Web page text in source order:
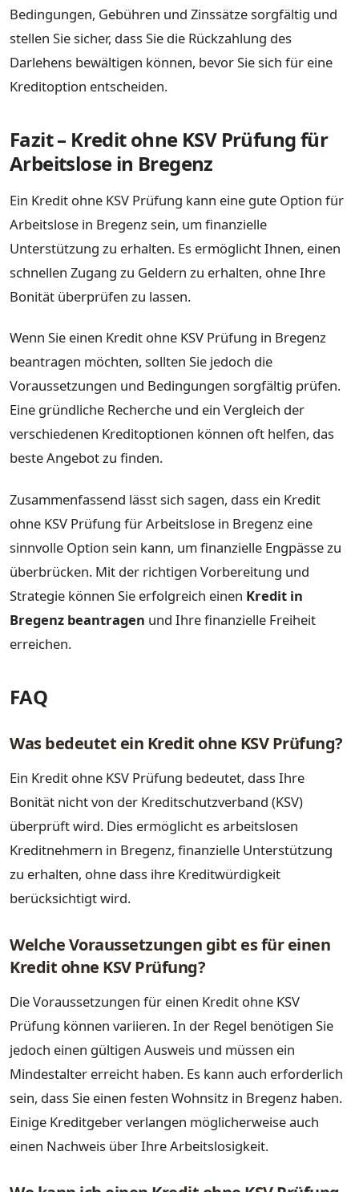
Bedingungen, Gebühren und Zinssätze sorgfältig und
stellen Sie sicher, dass Sie die Rückzahlung des
Darlehens bewältigen können, bevor Sie sich für eine
Kreditoption entscheiden.
Fazit – Kredit ohne KSV Prüfung für
Arbeitslose in Bregenz
Ein Kredit ohne KSV Prüfung kann eine gute Option für
Arbeitslose in Bregenz sein, um finanzielle
Unterstützung zu erhalten. Es ermöglicht Ihnen, einen
schnellen Zugang zu Geldern zu erhalten, ohne Ihre
Bonität überprüfen zu lassen.
Wenn Sie einen Kredit ohne KSV Prüfung in Bregenz
beantragen möchten, sollten Sie jedoch die
Voraussetzungen und Bedingungen sorgfältig prüfen.
Eine gründliche Recherche und ein Vergleich der
verschiedenen Kreditoptionen können oft helfen, das
beste Angebot zu finden.
Zusammenfassend lässt sich sagen, dass ein Kredit
ohne KSV Prüfung für Arbeitslose in Bregenz eine
sinnvolle Option sein kann, um finanzielle Engpässe zu
überbrücken. Mit der richtigen Vorbereitung und
Strategie können Sie erfolgreich einen Kredit in
Bregenz beantragen und Ihre finanzielle Freiheit
erreichen.
FAQ
Was bedeutet ein Kredit ohne KSV Prüfung?
Ein Kredit ohne KSV Prüfung bedeutet, dass Ihre
Bonität nicht von der Kreditschutzverband (KSV)
überprüft wird. Dies ermöglicht es arbeitslosen
Kreditnehmern in Bregenz, finanzielle Unterstützung
zu erhalten, ohne dass ihre Kreditwürdigkeit
berücksichtigt wird.
Welche Voraussetzungen gibt es für einen
Kredit ohne KSV Prüfung?
Die Voraussetzungen für einen Kredit ohne KSV
Prüfung können variieren. In der Regel benötigen Sie
jedoch einen gültigen Ausweis und müssen ein
Mindestalter erreicht haben. Es kann auch erforderlich
sein, dass Sie einen festen Wohnsitz in Bregenz haben.
Einige Kreditgeber verlangen möglicherweise auch
einen Nachweis über Ihre Arbeitslosigkeit.